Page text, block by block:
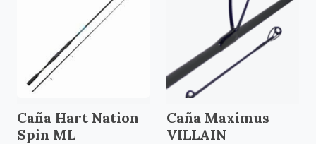
Caña Hart Nation
Spin ML
Caña Maximus
VILLAIN